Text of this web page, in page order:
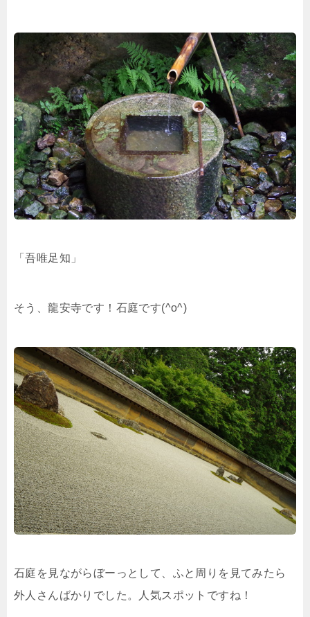
「吾唯足知」
そう、龍安寺です！石庭です(^o^)
石庭を見ながらぼーっとして、ふと周りを見てみたら
外人さんばかりでした。人気スポットですね！